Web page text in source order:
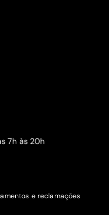
7h às 20h
e reclamações